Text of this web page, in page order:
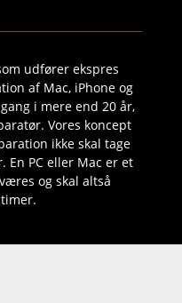
udfører ekspres
af Mac, iPhone og
i mere end 20 år,
Vores koncept
ikke skal tage
En PC eller Mac er et
og skal altså